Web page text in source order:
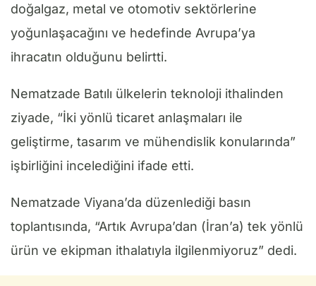
doğalgaz, metal ve otomotiv sektörlerine
yoğunlaşacağını ve hedefinde Avrupa’ya
ihracatın olduğunu belirtti.
Nematzade Batılı ülkelerin teknoloji ithalinden
ziyade, “İki yönlü ticaret anlaşmaları ile
geliştirme, tasarım ve mühendislik konularında”
işbirliğini incelediğini ifade etti.
Nematzade Viyana’da düzenlediği basın
toplantısında, “Artık Avrupa’dan (İran’a) tek yönlü
ürün ve ekipman ithalatıyla ilgilenmiyoruz” dedi.